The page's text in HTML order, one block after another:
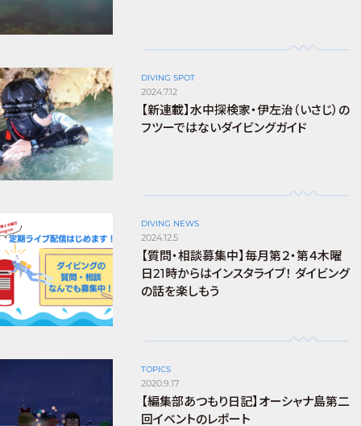
DIVING SPOT
2024.7.12
【新連載】水中探検家・伊左治（いさじ）の
フツーではないダイビングガイド
DIVING NEWS
2024.12.5
【質問・相談募集中】毎月第２・第４木曜
日21時からはインスタライブ！ ダイビング
の話を楽しもう
TOPICS
2020.9.17
【編集部あつもり日記】オーシャナ島第二
回イベントのレポート